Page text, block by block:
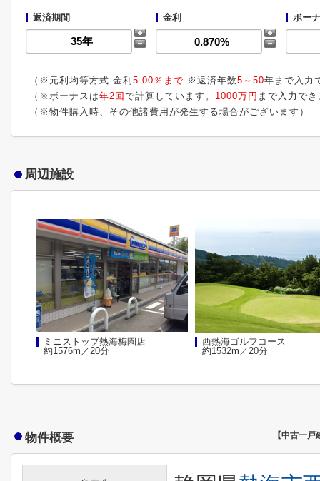
返済期間 金利 ボー
（※元利均等方式 金利 5.00％まで ※返済年数5～50年まで入力
（※ボーナスは年2回 で計算しています。 1000万円 まで入力で
（※物件購入時、その他諸費用が発生する場合がございます）
周辺施設
ミニストップ熱海梅園店
約1576m／20分
西熱海ゴルフコース
約1532m／20分
物件概要 【中古一戸